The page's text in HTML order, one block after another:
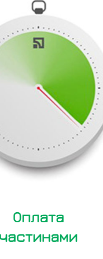
Оплата
частинами